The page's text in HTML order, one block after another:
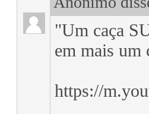
"Um caça
em mais um
https://